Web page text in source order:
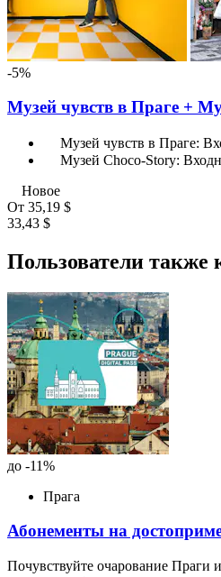
-5%
Музей чувств в Праге +
Музей чувств в Праге:
Музей Choco-Story:
Новое
От 35,19 $
33,43 $
Пользователи также
до -11%
Прага
Абонементы на
Почувствуйте очарование Праги